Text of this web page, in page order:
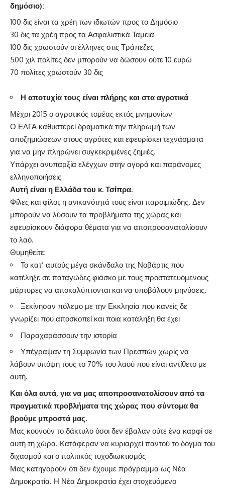
δημόσιο):
100 δις είναι τα χρέη των ιδιωτών προς το Δημόσιο
30 δις τα χρέη προς τα Ασφαλιστικά Ταμεία
100 δις χρωστούν οι έλληνες στις Τράπεζες
500 χιλ πολίτες δεν μπορούν να δώσουν ούτε 10 ευρώ
70 πολίτες χρωστούν 30 δις
Η αποτυχία τους είναι πλήρης και στα αγροτικά
Μέχρι 2015 ο αγροτικός τομέας εκτός μνημονίων
Ο ΕΛΓΑ καθυστερεί δραματικά την πληρωμή των
αποζημιώσεων στους αγρότες και εφευρίσκει τεχνάσματα
για να μην πληρώνει συγκεκριμένες ζημιές.
Υπάρχει ανυπαρξία ελέγχων στην αγορά και παράνομες
ελληνοποιήσεις
Αυτή είναι η Ελλάδα του κ. Τσίπρα.
Φίλες και φίλοι, η ανικανότητά τους είναι παροιμιώδης. Δεν
μπορούν να λύσουν τα προβλήματα της χώρας και
εφευρίσκουν διάφορα θέματα για να αποπροσανατολίσουν
το λαό.
Θυμηθείτε:
Το κατ’ αυτούς μέγα σκάνδαλο της Νοβάρτις που
κατέληξε σε παταγώδες φιάσκο με τους προστατευόμενους
μάρτυρες να αποκαλύπτονται και να υποβάλουν μηνύσεις.
Ξεκίνησαν πόλεμο με την Εκκλησία που κανείς δε
γνωρίζει που αποσκοπεί και ποια κατάληξη θα έχει
Παραχαράσσουν την ιστορία
Υπέγραψαν τη Συμφωνία των Πρεσπών χωρίς να
λάβουν υπόψη τους το 70% του λαού που είναι αντίθετο με
αυτή.
Και όλα αυτά, για να μας αποπροσανατολίσουν από τα
πραγματικά προβλήματα της χώρας που σύντομα θα
βρούμε μπροστά μας.
Μας κουνούν το δάκτυλο όσοι δεν έβαλαν ούτε ένα καρφί σε
αυτή τη χώρα. Κατάφεραν να κυριαρχεί παντού το δόγμα του
διχασμού και ο πολιτικός τυχοδιωκτισμός
Μας κατηγορούν ότι δεν έχουμε πρόγραμμα ως Νέα
Δημοκρατία. Η Νέα Δημοκρατία έχει στοχευόμενο